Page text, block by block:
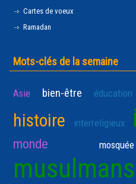
Cartes de voeux
Ramadan
Mots-clés de la semaine
Asie bien-être éducation
histoire interreligieux
monde mosquée
musulmans